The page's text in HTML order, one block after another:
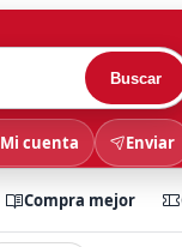
Buscar
Mi cuenta Enviar
Compra mejor